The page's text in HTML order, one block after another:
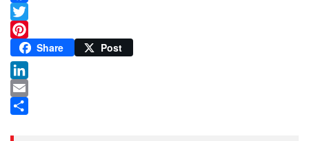
Facebook
Twitter
Pinterest
Share Post
LinkedIn
Email